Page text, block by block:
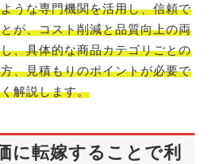
うな専門機関を活用し、信頼で
が、コスト削減と品質向上の両
、具体的な商品カテゴリごとの
、見積もりのポイントが必要で
解説します。
に転嫁することで利